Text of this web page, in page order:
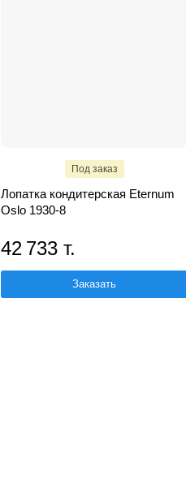
Под заказ
Лопатка кондитерская Eternum
Oslo 1930-8
42 733 т.
Заказать